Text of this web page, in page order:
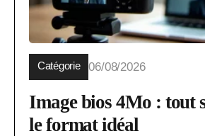
Catégorie 06/08/2026
Image bios 4Mo : tout
le format idéal